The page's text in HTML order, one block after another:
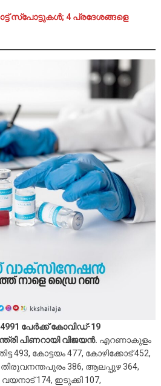
സ്‌പോട്ടുകള്‍; 4 പ്രദേശങ്ങളെ
പേര്‍ക്ക് കോവിഡ്-19
പിണറായി വിജയന്‍. എറണാകുളം
493, കോട്ടയം 477, കോഴിക്കോട് 452,
386, ആലപ്പുഴ 364,
174, ഇടുക്കി 107,